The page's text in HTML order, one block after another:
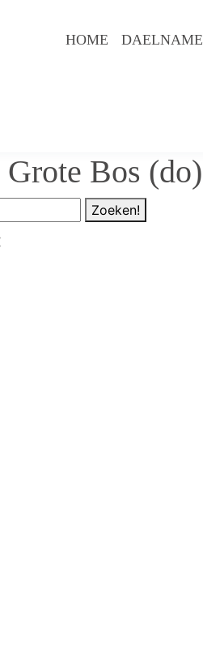
HOME DAELNAME
Bos (do)
Zoeken!